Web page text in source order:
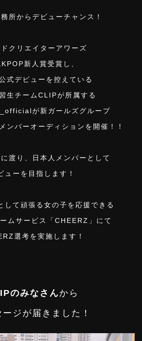
所からデビューチャンス！
クリエイターアワーズ
新人賞受賞し、
式デビューを控えている
生チームCLIPが所属する
が新ガールズグループ
ンバーオーディションを開催！！
渡り、日本人メンバーとして
ューを目指します！
して頑張る⼥の⼦を応援できる
ムサービス「CHEERZ」にて
選考を実施します！
のみなさんから
ージが届きました！